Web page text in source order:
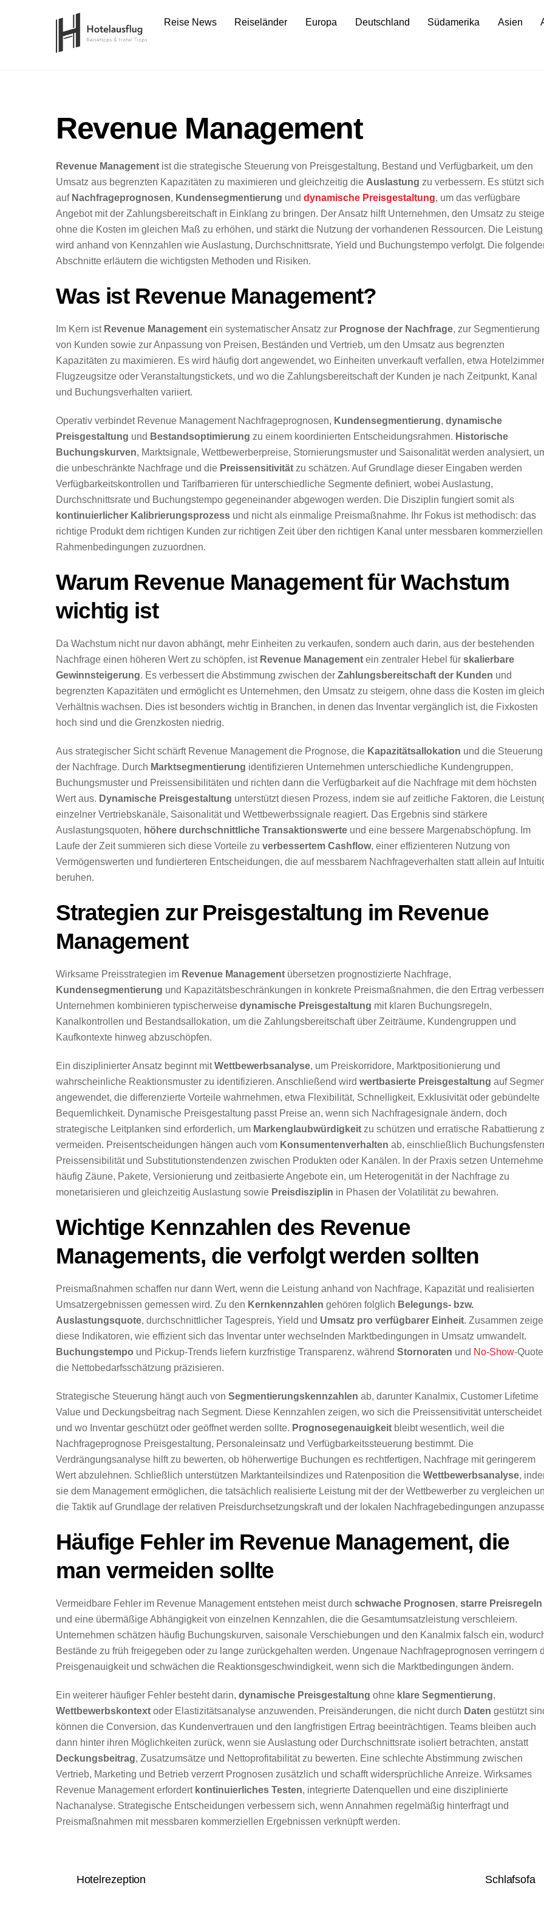
Reise News Reiseländer Europa Deutschland Südamerika Asien
Revenue Management
Revenue Management ist die strategische Steuerung von Preisgestaltung, Bestand und Verfügbarkeit, um den
Umsatz aus begrenzten Kapazitäten zu maximieren und gleichzeitig die Auslastung zu verbessern. Es stützt sich
auf Nachfrageprognosen, Kundensegmentierung und dynamische Preisgestaltung, um das verfügbare
Angebot mit der Zahlungsbereitschaft in Einklang zu bringen. Der Ansatz hilft Unternehmen, den Umsatz zu
ohne die Kosten im gleichen Maß zu erhöhen, und stärkt die Nutzung der vorhandenen Ressourcen. Die Leistung
wird anhand von Kennzahlen wie Auslastung, Durchschnittsrate, Yield und Buchungstempo verfolgt. Die
Abschnitte erläutern die wichtigsten Methoden und Risiken.
Was ist Revenue Management?
Im Kern ist Revenue Management ein systematischer Ansatz zur Prognose der Nachfrage, zur Segmentierung
von Kunden sowie zur Anpassung von Preisen, Beständen und Vertrieb, um den Umsatz aus begrenzten
Kapazitäten zu maximieren. Es wird häufig dort angewendet, wo Einheiten unverkauft verfallen, etwa
Flugzeugsitze oder Veranstaltungstickets, und wo die Zahlungsbereitschaft der Kunden je nach Zeitpunkt, Kanal
und Buchungsverhalten variiert.
Operativ verbindet Revenue Management Nachfrageprognosen, Kundensegmentierung, dynamische
Preisgestaltung und Bestandsoptimierung zu einem koordinierten Entscheidungsrahmen. Historische
Buchungskurven, Marktsignale, Wettbewerberpreise, Stornierungsmuster und Saisonalität werden analysiert,
die unbeschränkte Nachfrage und die Preissensitivität zu schätzen. Auf Grundlage dieser Eingaben werden
Verfügbarkeitskontrollen und Tarifbarrieren für unterschiedliche Segmente definiert, wobei Auslastung,
Durchschnittsrate und Buchungstempo gegeneinander abgewogen werden. Die Disziplin fungiert somit als
kontinuierlicher Kalibrierungsprozess und nicht als einmalige Preismaßnahme. Ihr Fokus ist methodisch: das
richtige Produkt dem richtigen Kunden zur richtigen Zeit über den richtigen Kanal unter messbaren kommerziellen
Rahmenbedingungen zuzuordnen.
Warum Revenue Management für Wachstum
wichtig ist
Da Wachstum nicht nur davon abhängt, mehr Einheiten zu verkaufen, sondern auch darin, aus der bestehenden
Nachfrage einen höheren Wert zu schöpfen, ist Revenue Management ein zentraler Hebel für skalierbare
Gewinnsteigerung. Es verbessert die Abstimmung zwischen der Zahlungsbereitschaft der Kunden und
begrenzten Kapazitäten und ermöglicht es Unternehmen, den Umsatz zu steigern, ohne dass die Kosten im
Verhältnis wachsen. Dies ist besonders wichtig in Branchen, in denen das Inventar vergänglich ist, die Fixkosten
hoch sind und die Grenzkosten niedrig.
Aus strategischer Sicht schärft Revenue Management die Prognose, die Kapazitätsallokation und die Steuerung
der Nachfrage. Durch Marktsegmentierung identifizieren Unternehmen unterschiedliche Kundengruppen,
Buchungsmuster und Preissensibilitäten und richten dann die Verfügbarkeit auf die Nachfrage mit dem höchsten
Wert aus. Dynamische Preisgestaltung unterstützt diesen Prozess, indem sie auf zeitliche Faktoren, die
einzelner Vertriebskanäle, Saisonalität und Wettbewerbssignale reagiert. Das Ergebnis sind stärkere
Auslastungsquoten, höhere durchschnittliche Transaktionswerte und eine bessere Margenabschöpfung. Im
Laufe der Zeit summieren sich diese Vorteile zu verbessertem Cashflow, einer effizienteren Nutzung von
Vermögenswerten und fundierteren Entscheidungen, die auf messbarem Nachfrageverhalten statt allein auf
beruhen.
Strategien zur Preisgestaltung im Revenue
Management
Wirksame Preisstrategien im Revenue Management übersetzen prognostizierte Nachfrage,
Kundensegmentierung und Kapazitätsbeschränkungen in konkrete Preismaßnahmen, die den Ertrag
Unternehmen kombinieren typischerweise dynamische Preisgestaltung mit klaren Buchungsregeln,
Kanalkontrollen und Bestandsallokation, um die Zahlungsbereitschaft über Zeiträume, Kundengruppen und
Kaufkontexte hinweg abzuschöpfen.
Ein disziplinierter Ansatz beginnt mitWettbewerbsanalyse, um Preiskorridore, Marktpositionierung und
wahrscheinliche Reaktionsmuster zu identifizieren. Anschließend wird wertbasierte Preisgestaltung auf
angewendet, die differenzierte Vorteile wahrnehmen, etwa Flexibilität, Schnelligkeit, Exklusivität oder gebündelte
Bequemlichkeit. Dynamische Preisgestaltung passt Preise an, wenn sich Nachfragesignale ändern, doch
strategische Leitplanken sind erforderlich, um Markenglaubwürdigkeit zu schützen und erratische Rabattierung
vermeiden. Preisentscheidungen hängen auch vom Konsumentenverhalten ab, einschließlich
Preissensibilität und Substitutionstendenzen zwischen Produkten oder Kanälen. In der Praxis setzen
häufig Zäune, Pakete, Versionierung und zeitbasierte Angebote ein, um Heterogenität in der Nachfrage zu
monetarisieren und gleichzeitig Auslastung sowie Preisdisziplin in Phasen der Volatilität zu bewahren.
Wichtige Kennzahlen des Revenue
Managements, die verfolgt werden sollten
Preismaßnahmen schaffen nur dann Wert, wenn die Leistung anhand von Nachfrage, Kapazität und realisierten
Umsatzergebnissen gemessen wird. Zu den Kernkennzahlen gehören folglich Belegungs- bzw.
Auslastungsquote, durchschnittlicher Tagespreis, Yield und Umsatz pro verfügbarer Einheit. Zusammen
diese Indikatoren, wie effizient sich das Inventar unter wechselnden Marktbedingungen in Umsatz umwandelt.
Buchungstempo und Pickup-Trends liefern kurzfristige Transparenz, während Stornoraten und No-Show-
die Nettobedarfsschätzung präzisieren.
Strategische Steuerung hängt auch von Segmentierungskennzahlen ab, darunter Kanalmix, Customer Lifetime
Value und Deckungsbeitrag nach Segment. Diese Kennzahlen zeigen, wo sich die Preissensitivität unterscheidet
und wo Inventar geschützt oder geöffnet werden sollte. Prognosegenauigkeit bleibt wesentlich, weil die
Nachfrageprognose Preisgestaltung, Personaleinsatz und Verfügbarkeitssteuerung bestimmt. Die
Verdrängungsanalyse hilft zu bewerten, ob höherwertige Buchungen es rechtfertigen, Nachfrage mit geringerem
Wert abzulehnen. Schließlich unterstützen Marktanteilsindizes und Ratenposition die Wettbewerbsanalyse,
sie dem Management ermöglichen, die tatsächlich realisierte Leistung mit der der Wettbewerber zu vergleichen
die Taktik auf Grundlage der relativen Preisdurchsetzungskraft und der lokalen Nachfragebedingungen
Häufige Fehler im Revenue Management, die
man vermeiden sollte
Vermeidbare Fehler im Revenue Management entstehen meist durch schwache Prognosen, starre Preisregeln
und eine übermäßige Abhängigkeit von einzelnen Kennzahlen, die die Gesamtumsatzleistung verschleiern.
Unternehmen schätzen häufig Buchungskurven, saisonale Verschiebungen und den Kanalmix falsch ein,
Bestände zu früh freigegeben oder zu lange zurückgehalten werden. Ungenaue Nachfrageprognosen verringern
Preisgenauigkeit und schwächen die Reaktionsgeschwindigkeit, wenn sich die Marktbedingungen ändern.
Ein weiterer häufiger Fehler besteht darin, dynamische Preisgestaltung ohne klare Segmentierung,
Wettbewerbskontext oder Elastizitätsanalyse anzuwenden. Preisänderungen, die nicht durch Daten gestützt
können die Conversion, das Kundenvertrauen und den langfristigen Ertrag beeinträchtigen. Teams bleiben auch
dann hinter ihren Möglichkeiten zurück, wenn sie Auslastung oder Durchschnittsrate isoliert betrachten, anstatt
Deckungsbeitrag, Zusatzumsätze und Nettoprofitabilität zu bewerten. Eine schlechte Abstimmung zwischen
Vertrieb, Marketing und Betrieb verzerrt Prognosen zusätzlich und schafft widersprüchliche Anreize. Wirksames
Revenue Management erfordert kontinuierliches Testen, integrierte Datenquellen und eine disziplinierte
Nachanalyse. Strategische Entscheidungen verbessern sich, wenn Annahmen regelmäßig hinterfragt und
Preismaßnahmen mit messbaren kommerziellen Ergebnissen verknüpft werden.
Hotelrezeption Schlafsofa